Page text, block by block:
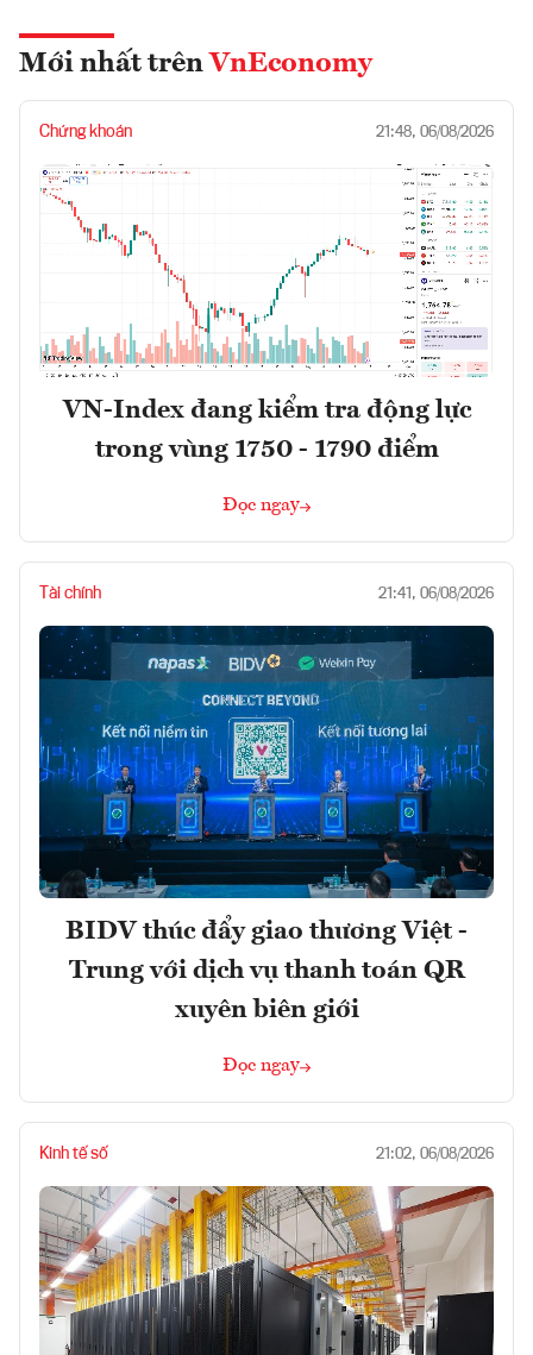
Mới nhất trên VnEconomy
Chứng khoán 21:48, 06/08/2026
VN-Index đang kiểm tra động lực
trong vùng 1750 - 1790 điểm
Đọc ngay
Tài chính 21:41, 06/08/2026
BIDV thúc đẩy giao thương Việt -
Trung với dịch vụ thanh toán QR
xuyên biên giới
Đọc ngay
Kinh tế số 21:02, 06/08/2026